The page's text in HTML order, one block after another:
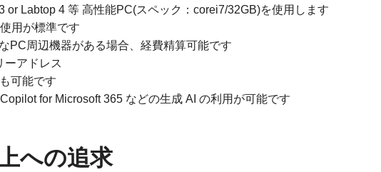
or Labtop 4 等 高性能PC(スペック：corei7/32GB)を使用します
用が標準です
PC周辺機器がある場合、経費精算可能です
ーアドレス
可能です
for Microsoft 365 などの生成 AI の利用が可能です
への追求